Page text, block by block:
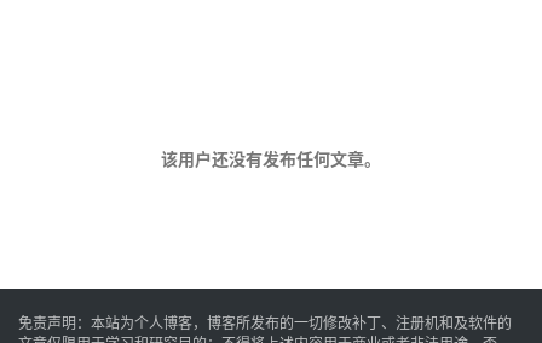
办
该用户还没有发布任何文章。
免责声明：本站为个人博客，博客所发布的一切修改补丁、注册机和及软件的